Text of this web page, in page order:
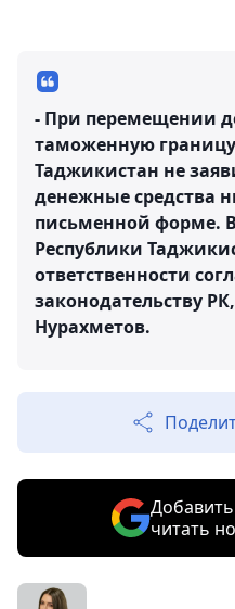
- При перемещении
таможенную
Таджикистан не
денежные средства
письменной форме.
Республики
ответственности
законодательству
Нурахметов.
читать